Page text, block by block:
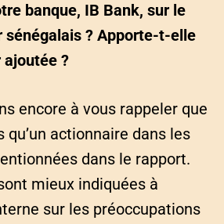
banque, IB Bank, sur le
sénégalais ? Apporte-t-elle
ajoutée ?
encore à vous rappeler que
qu’un actionnaire dans les
dans le rapport.
mieux indiquées à
sur les préoccupations